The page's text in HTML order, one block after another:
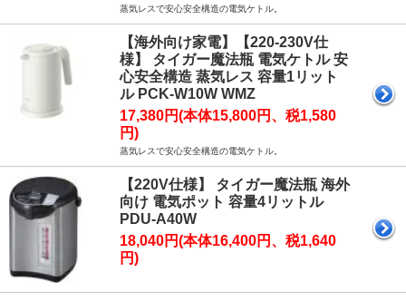
蒸気レスで安心安全構造の電気ケトル。
【海外向け家電】【220-230V仕
様】 タイガー魔法瓶 電気ケトル 安
心安全構造 蒸気レス 容量1リット
ル PCK-W10W WMZ
17,380円(本体15,800円、税1,580
円)
蒸気レスで安心安全構造の電気ケトル。
【220V仕様】 タイガー魔法瓶 海外
向け 電気ポット 容量4リットル
PDU-A40W
18,040円(本体16,400円、税1,640
円)